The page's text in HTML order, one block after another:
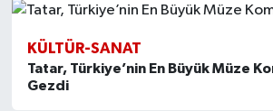
KÜLTÜR-SANAT
Tatar, Türkiye’nin En Büyük Müze
Gezdi